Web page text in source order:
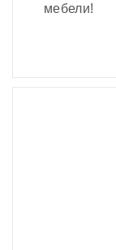
мебели!